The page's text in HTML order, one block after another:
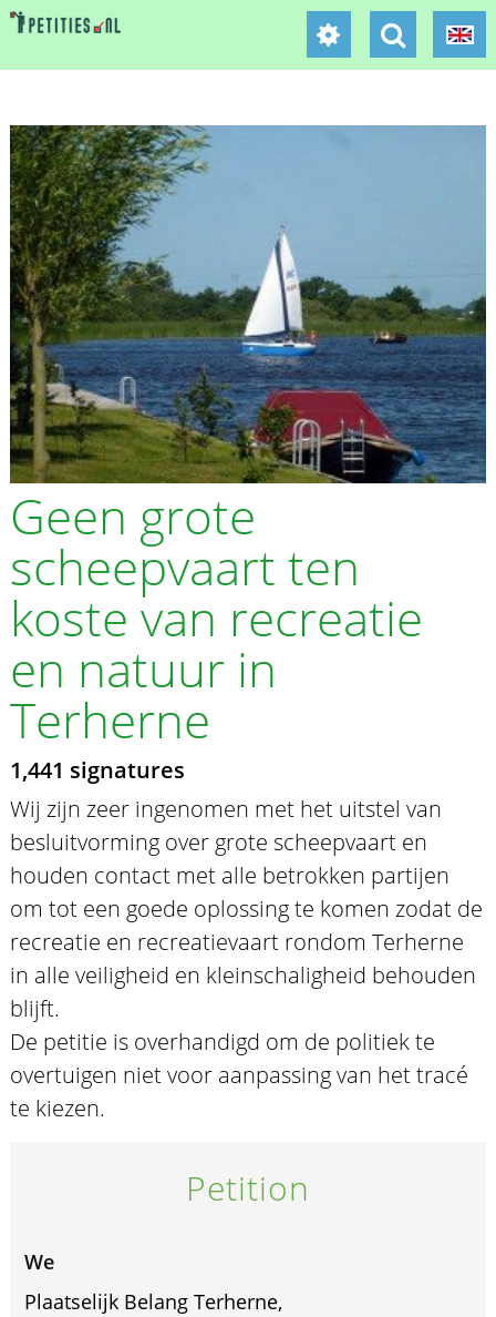
Geen grote
scheepvaart ten
koste van recreatie
en natuur in
Terherne
1,441 signatures
Wij zijn zeer ingenomen met het uitstel van
besluitvorming over grote scheepvaart en
houden contact met alle betrokken partijen
om tot een goede oplossing te komen zodat de
recreatie en recreatievaart rondom Terherne
in alle veiligheid en kleinschaligheid behouden
blijft.
De petitie is overhandigd om de politiek te
overtuigen niet voor aanpassing van het tracé
te kiezen.
Petition
We
Plaatselijk Belang Terherne,